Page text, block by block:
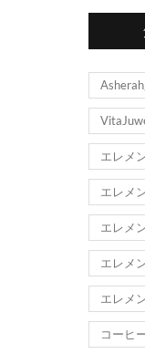
エレメ
エレメ
エレメ
エレメ
エレメ
コーヒ